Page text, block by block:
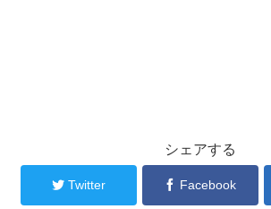
シェアする
Twitter Facebook